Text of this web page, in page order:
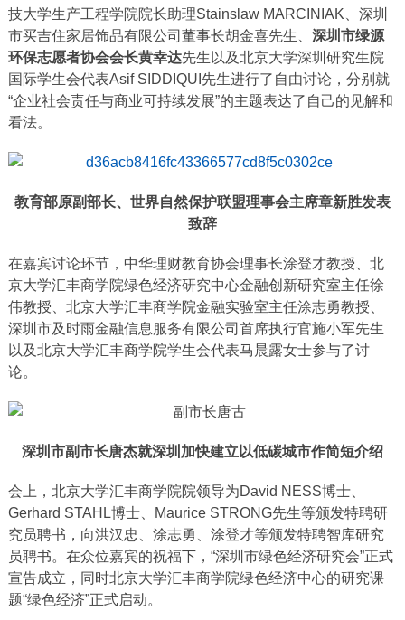
技大学生产工程学院院长助理Stainslaw MARCINIAK、深圳
市买吉住家居饰品有限公司董事长胡金喜先生、 深圳市绿源
环保志愿者协会会长黄幸达先生以及北京大学深圳研究生院
国际学生会代表Asif SIDDIQUI先生进行了自由讨论，分别就
“企业社会责任与商业可持续发展”的主题表达了自己的见解和
看法。
教育部原副部长、世界自然保护联盟理事会主席章新胜发表
致辞
在嘉宾讨论环节，中华理财教育协会理事长涂登才教授、北
京大学汇丰商学院绿色经济研究中心金融创新研究室主任徐
伟教授、北京大学汇丰商学院金融实验室主任涂志勇教授、
深圳市及时雨金融信息服务有限公司首席执行官施小军先生
以及北京大学汇丰商学院学生会代表马晨露女士参与了讨
论。
深圳市副市长唐杰就深圳加快建立以低碳城市作简短介绍
会上，北京大学汇丰商学院院领导为David NESS博士、
Gerhard STAHL博士、Maurice STRONG先生等颁发特聘研
究员聘书，向洪汉忠、涂志勇、涂登才等颁发特聘智库研究
员聘书。在众位嘉宾的祝福下，“深圳市绿色经济研究会”正式
宣告成立，同时北京大学汇丰商学院绿色经济中心的研究课
题“绿色经济”正式启动。